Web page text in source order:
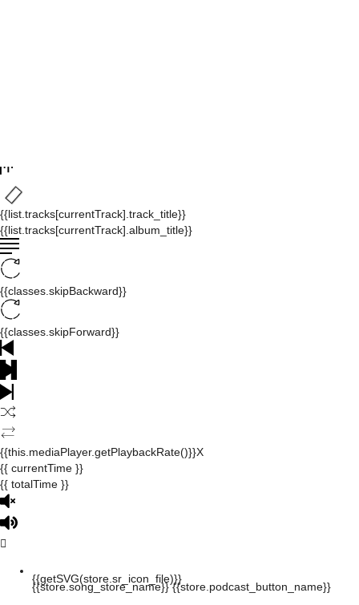
{{list.tracks[currentTrack].track_title}}
{{list.tracks[currentTrack].album_title}}
{{classes.skipBackward}}
{{classes.skipForward}}
{{this.mediaPlayer.getPlaybackRate()}}X
{{ currentTime }}
{{ totalTime }}
{{getSVG(store.sr_icon_file)}}
{{store.song_store_name}} {{store.podcast_button_name}}